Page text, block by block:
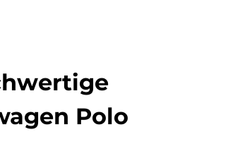
Polo